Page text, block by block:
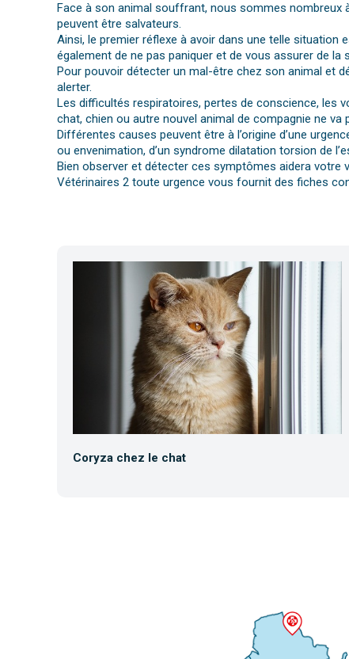
Face à son animal souffrant, nous sommes nombreux
peuvent être salvateurs.
Ainsi, le premier réflexe à avoir dans une telle situation
également de ne pas paniquer et de vous assurer de
Pour pouvoir détecter un mal-être chez son animal et
alerter.
Les difficultés respiratoires, pertes de conscience, les
chat, chien ou autre nouvel animal de compagnie ne va
Différentes causes peuvent être à l’origine d’une
ou envenimation, d’un syndrome dilatation torsion de
Bien observer et détecter ces symptômes aidera votre
Vétérinaires 2 toute urgence vous fournit des fiches
Coryza chez le chat